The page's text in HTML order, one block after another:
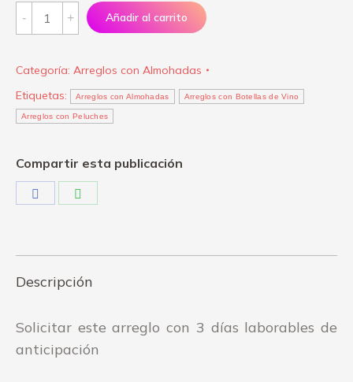
Arreglo
"Fotos
Recuerdos"
quantity
Añadir al carrito
Categoría: Arreglos con Almohadas
Etiquetas:
Arreglos con Almohadas Arreglos con Botellas de Vino
Arreglos con Peluches
Compartir esta publicación
Descripción
Solicitar este arreglo con 3 días laborables de
anticipación